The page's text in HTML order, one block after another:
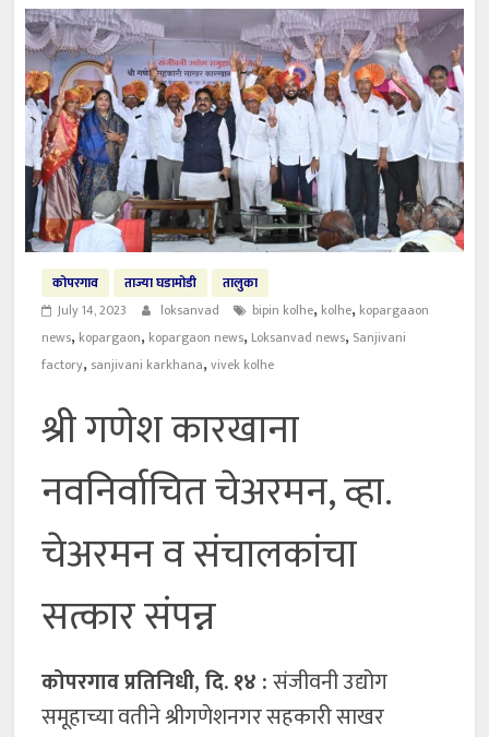
कोपरगाव ताज्या घडामोडी
तालुका
July 14, 2023
loksanvad bipin kolhe, kolhe, kopargaaon
news, kopargaon, kopargaon news, Loksanvad news, Sanjivani
factory, sanjivani karkhana,vivek kolhe
श्री गणेश कारखाना
नवनिर्वाचित चेअरमन, व्हा.
चेअरमन व संचालकांचा
सत्कार संपन्न
कोपरगाव प्रतिनिधी, दि. १४ :संजीवनी उद्योग
समूहाच्या वतीने श्रीगणेशनगर सहकारी साखर